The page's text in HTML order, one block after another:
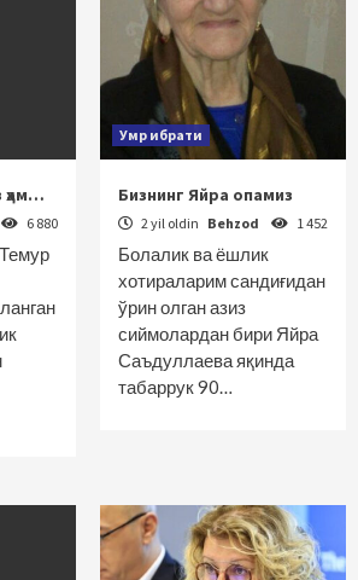
ҳам…
6 880
Умр ибрати
Бизнинг Яйра опамиз
2 yil oldin Behzod 1 452
Болалик ва ёшлик
хотираларим сандиғидан
ўрин олган азиз
сиймолардан бири Яйра
Саъдуллаева яқинда
табаррук 90…